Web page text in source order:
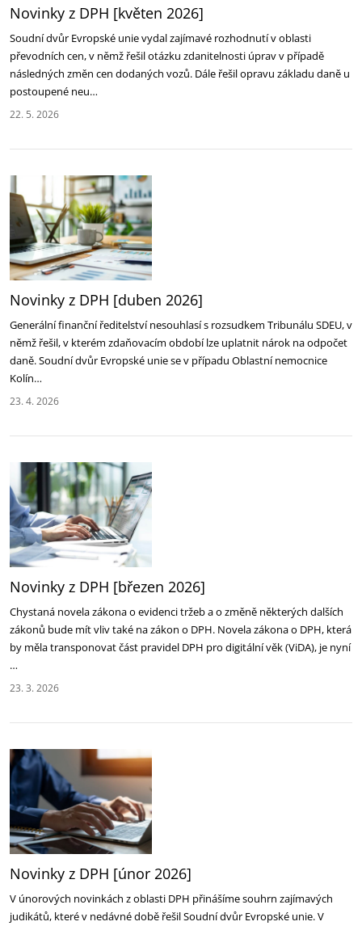
Novinky z DPH [květen 2026]
Soudní dvůr Evropské unie vydal zajímavé rozhodnutí v oblasti
převodních cen, v němž řešil otázku zdanitelnosti úprav v případě
následných změn cen dodaných vozů. Dále řešil opravu základu daně u
postoupené neu…
22. 5. 2026
Novinky z DPH [duben 2026]
Generální finanční ředitelství nesouhlasí s rozsudkem Tribunálu SDEU, v
němž řešil, v kterém zdaňovacím období lze uplatnit nárok na odpočet
daně. Soudní dvůr Evropské unie se v případu Oblastní nemocnice
Kolín…
23. 4. 2026
Novinky z DPH [březen 2026]
Chystaná novela zákona o evidenci tržeb a o změně některých dalších
zákonů bude mít vliv také na zákon o DPH. Novela zákona o DPH, která
by měla transponovat část pravidel DPH pro digitální věk (ViDA), je nyní
…
23. 3. 2026
Novinky z DPH [únor 2026]
V únorových novinkách z oblasti DPH přinášíme souhrn zajímavých
judikátů, které v nedávné době řešil Soudní dvůr Evropské unie. V